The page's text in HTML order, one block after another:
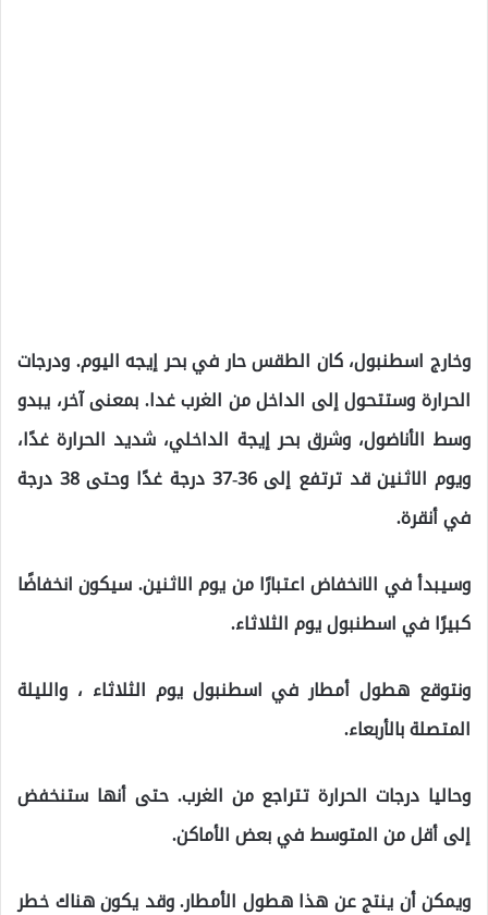
وخارج اسطنبول، كان الطقس حار في بحر إيجه اليوم. ودرجات
الحرارة وستتحول إلى الداخل من الغرب غدا. بمعنى آخر، يبدو
وسط الأناضول، وشرق بحر إيجة الداخلي، شديد الحرارة غدًا،
ويوم الاثنين قد ترتفع إلى 36-37 درجة غدًا وحتى 38 درجة
في أنقرة.
وسيبدأ في الانخفاض اعتبارًا من يوم الاثنين. سيكون انخفاضًا
كبيرًا في اسطنبول يوم الثلاثاء.
ونتوقع هطول أمطار في اسطنبول يوم الثلاثاء ، والليلة
المتصلة بالأربعاء.
وحاليا درجات الحرارة تتراجع من الغرب. حتى أنها ستنخفض
إلى أقل من المتوسط ​​في بعض الأماكن.
ويمكن أن ينتج عن هذا هطول الأمطار. وقد يكون هناك خطر